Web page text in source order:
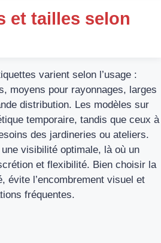
et tailles selon
varient selon l’usage :
moyens pour rayonnages, larges
distribution. Les modèles sur
temporaire, tandis que ceux à
des jardineries ou ateliers.
visibilité optimale, là où un
et flexibilité. Bien choisir la
évite l’encombrement visuel et
fréquentes.